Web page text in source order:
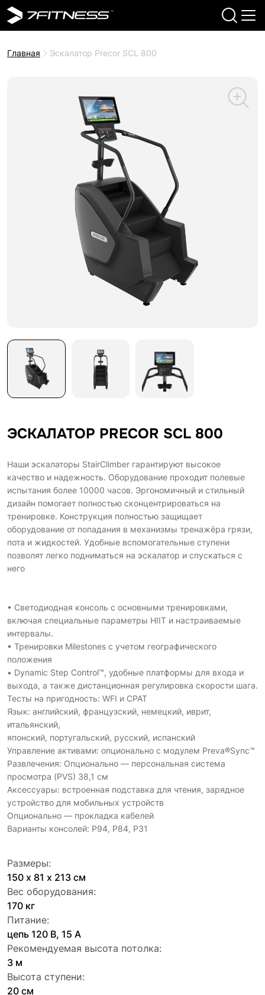
Главная Эскалатор Precor SCL 800
ЭСКАЛАТОР PRECOR SCL 800
Наши эскалаторы StairClimber гарантируют высокое
качество и надежность. Оборудование проходит полевые
испытания более 10000 часов. Эргономичный и стильный
дизайн помогает полностью сконцентрироваться на
тренировке. Конструкция полностью защищает
оборудование от попадания в механизмы тренажёра грязи,
пота и жидкостей. Удобные вспомогательные ступени
позволят легко подниматься на эскалатор и спускаться с
него
• Светодиодная консоль с основными тренировками,
включая специальные параметры HIIT и настраиваемые
интервалы.
• Тренировки Milestones с учетом географического
положения
• Dynamic Step Control™, удобные платформы для входа и
выхода, а также дистанционная регулировка скорости шага.
Тесты на пригодность: WFI и CPAT
Язык: английский, французский, немецкий, иврит,
итальянский,
японский, португальский, русский, испанский
Управление активами: опционально с модулем Preva®Sync™
Развлечения: Опционально — персональная система
просмотра (PVS) 38,1 см
Аксессуары: встроенная подставка для чтения, зарядное
устройство для мобильных устройств
Опционально — прокладка кабелей
Варианты консолей: P94, P84, P31
Размеры:
150 х 81 х 213 см
Вес оборудования:
170 кг
Питание:
цепь 120 В, 15 А
Рекомендуемая высота потолка:
3 м
Высота ступени:
20 см